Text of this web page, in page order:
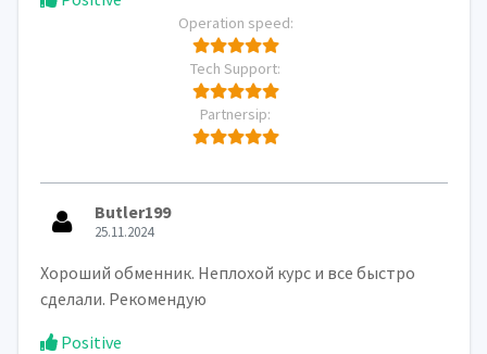
Operation speed:
Tech Support:
Partnersip:
Butler199
25.11.2024
Хороший обменник. Неплохой курс и все быстро
сделали. Рекомендую
Positive